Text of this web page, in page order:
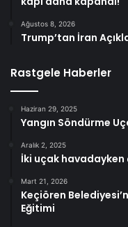
Ağustos 8, 2026
Trump’tan İran
Rastgele Haberler
Haziran 29, 2025
Yangın Söndürme
Aralık 2, 2025
İki uçak havadayken
Mart 21, 2026
Keçiören
Eğitimi